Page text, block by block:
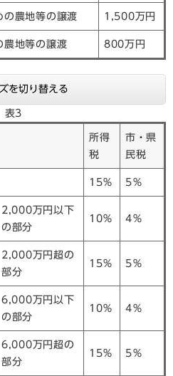
の農地等の譲渡 1,500万円
農地等の譲渡 800万円
を切り替える
表3
所得
税
市・県
民税
15％ 5％
2,000万円以下
の部分
10％ 4％
2,000万円超の
部分
15％ 5％
6,000万円以下
の部分
10％ 4％
6,000万円超の
部分
15％ 5％